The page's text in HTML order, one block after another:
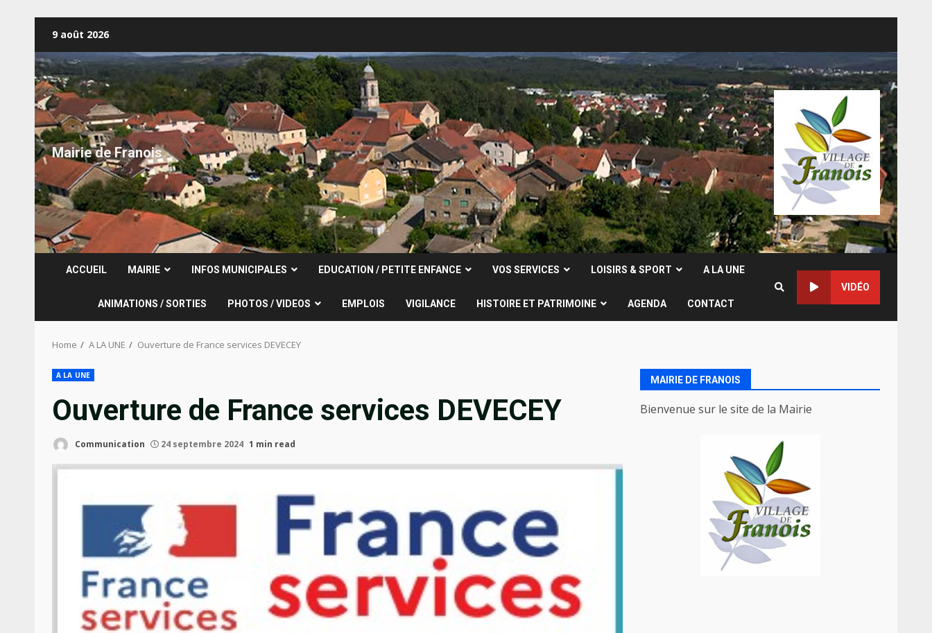
content
9 août 2026
Mairie de Franois
ACCUEIL MAIRIE INFOS MUNICIPALES EDUCATION / PETITE ENFANCE VOS SERVICES LOISIRS & SPORT A LA UNE
ANIMATIONS / SORTIES PHOTOS / VIDEOS EMPLOIS VIGILANCE HISTOIRE ET PATRIMOINE AGENDA CONTACT
VIDÉO
Home A LA UNE Ouverture de France services DEVECEY
A LA UNE
Ouverture de France services DEVECEY
Communication 24 septembre 2024 1 min read
MAIRIE DE FRANOIS
Bienvenue sur le site de la Mairie